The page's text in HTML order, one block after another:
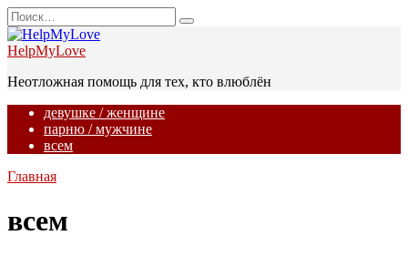
Перейти
к
содержанию
Search
for:
HelpMyLove
Неотложная помощь для тех, кто влюблён
девушке / женщине
парню / мужчине
всем
Главная
всем